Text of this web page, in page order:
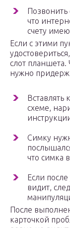
Позвонить
что
счету
Если с этими
слот планшета.
нужно
Вставлять
схеме,
Симку
что симка
Если
видит,
После
карточкой